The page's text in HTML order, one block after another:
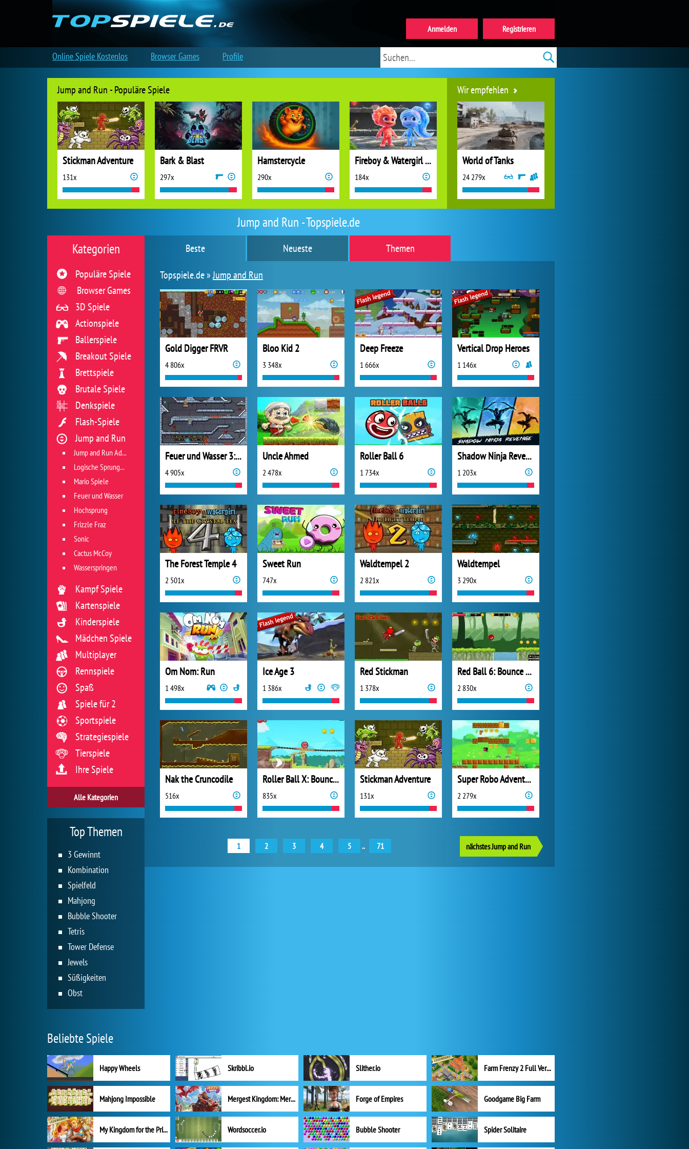
Jump and Run - Topspiele.de
Beste Neueste
Themen
Topspiele.de »Jump and Run
Gold Digger FRVR
4 806x
Bloo Kid 2
3 348x
Deep Freeze
1 666x
Vertical Drop Heroes
1 146x
Feuer und Wasser 3: Ice Temple
4 905x
Uncle Ahmed
2 478x
Roller Ball 6
1 734x
Shadow Ninja Revenge
1 203x
The Forest Temple 4
2 501x
Sweet Run
747x
Waldtempel 2
2 821x
Waldtempel
3 290x
Om Nom: Run
1 498x
Ice Age 3
1 386x
Red Stickman
1 378x
Red Ball 6: Bounce Ball
2 830x
Nak the Cruncodile
516x
Roller Ball X: Bounce Ball
835x
Stickman Adventure
131x
Super Robo Adventure
2 279x
1 2 3 4 5 .. 71 nächstes Jump and Run
Kategorien
Populäre Spiele
Browser Games
3D Spiele
Actionspiele
Ballerspiele
Breakout Spiele
Brettspiele
Brutale Spiele
Denkspiele
Flash-Spiele
Jump and Run
Jump and Run Adventures
Logische Sprungspiele
Mario Spiele
Feuer und Wasser
Hochsprung
Frizzle Fraz
Sonic
Cactus McCoy
Wasserspringen
Kampf Spiele
Kartenspiele
Kinderspiele
Mädchen Spiele
Multiplayer
Rennspiele
Spaß
Spiele für 2
Sportspiele
Strategiespiele
Tierspiele
Ihre Spiele
Alle Kategorien
Top Themen
3 Gewinnt
Kombination
Spielfeld
Mahjong
Bubble Shooter
Tetris
Tower Defense
Jewels
Süßigkeiten
Obst
Jump and Run - Populäre Spiele
Stickman Adventure
131x
Bark & Blast
297x
Hamstercycle
290x
Fireboy & Watergirl 7: and Friends
184x
Wir empfehlen
World of Tanks
24 279x
Forge of Empires
My Free Zoo
Beliebte Spiele
Happy Wheels Skribbl.io Slither.io Farm Frenzy 2 Full Version
Mahjong Impossible Mergest Kingdom: Merge Puzzle Forge of Empires Goodgame Big Farm
My Kingdom for the Princess Vollversion Wordsoccer.io Bubble Shooter Spider Solitaire
Registrieren
Anmelden
Online Spiele Kostenlos Browser Games Profile